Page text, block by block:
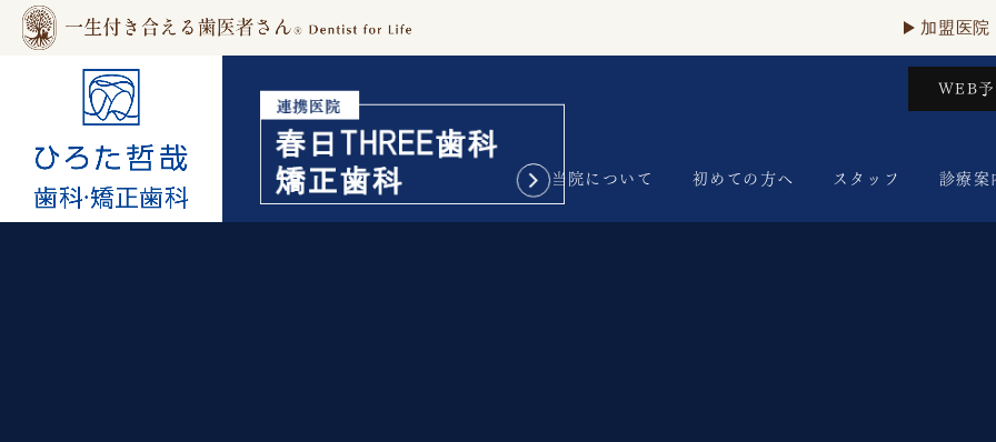
加盟医院
WEB
当院について 初めての方へ スタッフ 診療案